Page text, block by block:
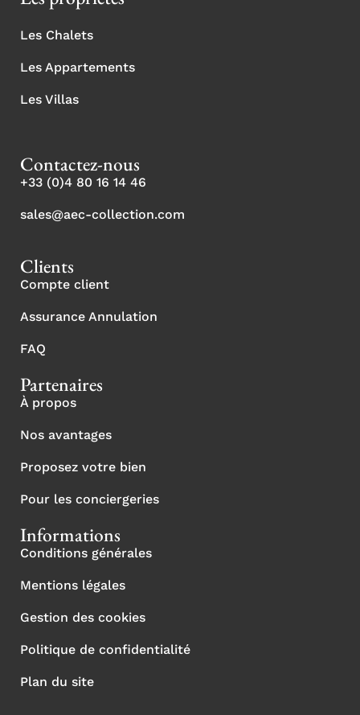
Les Chalets
Les Appartements
Les Villas
Contactez-nous
+33 (0)4 80 16 14 46
sales@aec-collection.com
Clients
Compte client
Assurance Annulation
FAQ
Partenaires
À propos
Nos avantages
Proposez votre bien
Pour les conciergeries
Informations
Conditions générales
Mentions légales
Gestion des cookies
Politique de confidentialité
Plan du site